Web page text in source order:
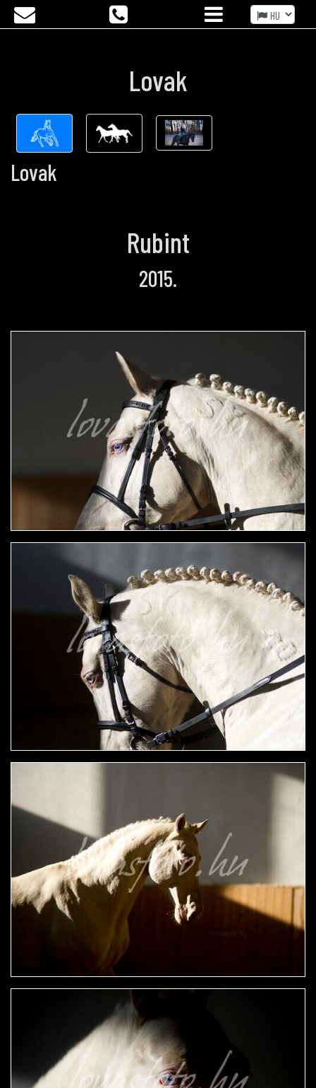
Lovak
Lovak
Rubint
2015.